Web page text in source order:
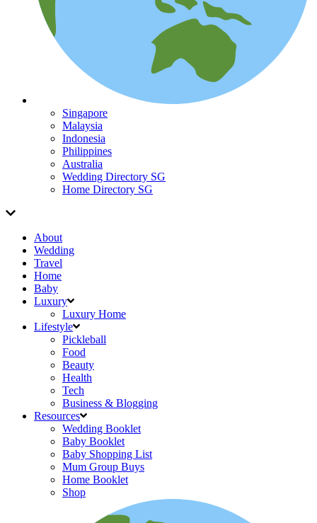
Singapore
Malaysia
Indonesia
Philippines
Australia
Wedding Directory SG
Home Directory SG
About
Wedding
Travel
Home
Baby
Luxury
Luxury Home
Lifestyle
Pickleball
Food
Beauty
Health
Tech
Business & Blogging
Resources
Wedding Booklet
Baby Booklet
Baby Shopping List
Mum Group Buys
Home Booklet
Shop